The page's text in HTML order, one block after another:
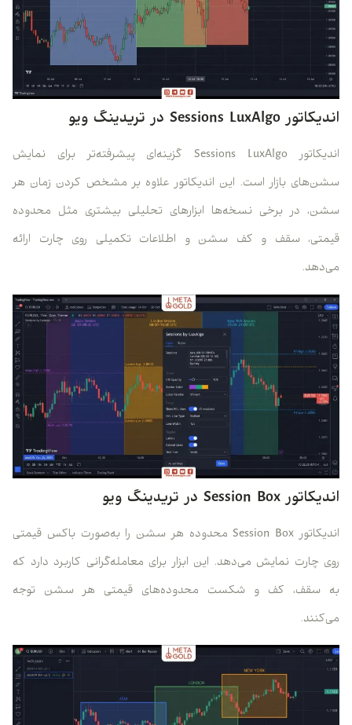
اندیکاتور Sessions LuxAlgo در تریدینگ ویو
اندیکاتور Sessions LuxAlgo گزینه‌ای پیشرفته‌تر برای نمایش
سشن‌های بازار است. این اندیکاتور علاوه بر مشخص کردن زمان هر
سشن، در برخی نسخه‌ها ابزارهای تحلیلی بیشتری مثل محدوده
قیمتی، سقف و کف سشن و اطلاعات تکمیلی روی چارت ارائه
می‌دهد.
اندیکاتور Session Box در تریدینگ ویو
اندیکاتور Session Box محدوده هر سشن را به‌صورت باکس قیمتی
روی چارت نمایش می‌دهد. این ابزار برای معامله‌گرانی کاربرد دارد که
به سقف، کف و شکست محدوده‌های قیمتی هر سشن توجه
می‌کنند.